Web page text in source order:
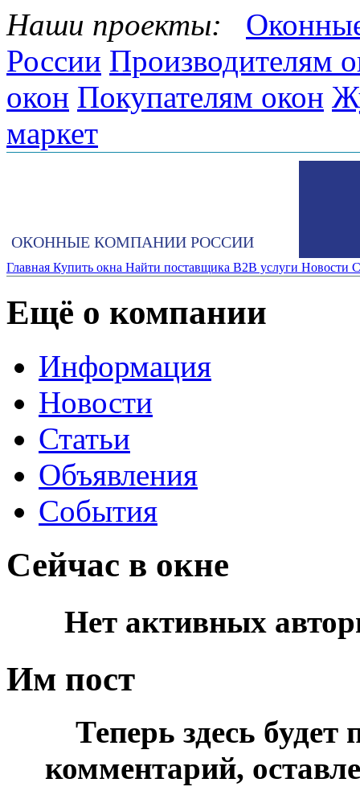
Наши проекты:
России Производителям
окон Покупателям окон
маркет
ОКОННЫЕ КОМПАНИИ РОССИИ
Главная Купить окна Найти поставщика B2B услуги Новости
Ещё о компании
Информация
Новости
Статьи
Объявления
События
Сейчас в окне
Нет активных
Им пост
Теперь здесь будет
комментарий,